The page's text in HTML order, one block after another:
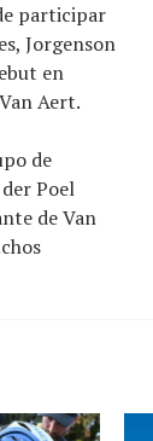
participar
Jorgenson
en
Aert.
de
Poel
de Van